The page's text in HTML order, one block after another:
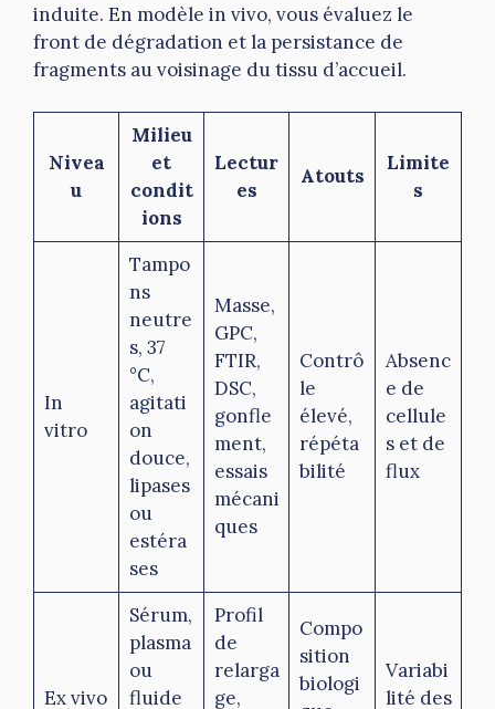
induite. En modèle in vivo, vous évaluez le
front de dégradation et la persistance de
fragments au voisinage du tissu d’accueil.
Nivea
u
Milieu
et
condit
ions
Lectur
es
Atouts
Limite
s
In
vitro
Tampo
ns
neutre
s, 37
°C,
agitati
on
douce,
lipases
ou
estéra
ses
Masse,
GPC,
FTIR,
DSC,
gonfle
ment,
essais
mécani
ques
Contrô
le
élevé,
répéta
bilité
Absenc
e de
cellule
s et de
flux
Ex vivo
Sérum,
plasma
ou
fluide
Profil
de
relarga
ge,
Compo
sition
biologi
Variabi
lité des